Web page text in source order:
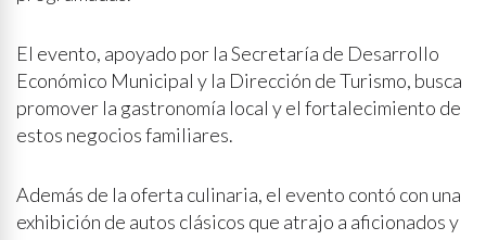
El evento, apoyado por la Secretaría de Desarrollo
Económico Municipal y la Dirección de Turismo, busca
promover la gastronomía local y el fortalecimiento de
estos negocios familiares.
Además de la oferta culinaria, el evento contó con una
exhibición de autos clásicos que atrajo a aficionados y